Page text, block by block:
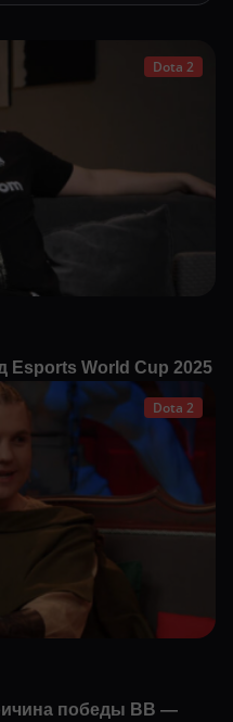
Dota 2
Esports World Cup 2025
Dota 2
победы BB —